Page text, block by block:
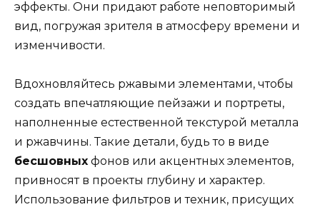
эффекты. Они придают работе неповторимый
вид, погружая зрителя в атмосферу времени и
изменчивости.
Вдохновляйтесь ржавыми элементами, чтобы
создать впечатляющие пейзажи и портреты,
наполненные естественной текстурой металла
и ржавчины. Такие детали, будь то в виде
бесшовных фонов или акцентных элементов,
привносят в проекты глубину и характер.
Использование фильтров и техник, присущих